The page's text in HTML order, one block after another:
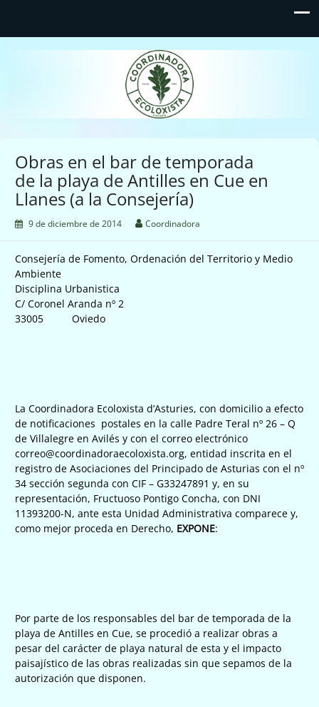
Coordinadora Ecoloxista
d'Asturies
Obras en el bar de temporada
de la playa de Antilles en Cue en
Llanes (a la Consejería)
9 de diciembre de 2014 Coordinadora
Consejería de Fomento, Ordenación del Territorio y Medio
Ambiente
Disciplina Urbanistica
C/ Coronel Aranda nº 2
33005 Oviedo
La Coordinadora Ecoloxista d’Asturies, con domicilio a efecto
de notificaciones postales en la calle Padre Teral nº 26 – Q
de Villalegre en Avilés y con el correo electrónico
correo@coordinadoraecoloxista.org, entidad inscrita en el
registro de Asociaciones del Principado de Asturias con el nº
34 sección segunda con CIF – G33247891 y, en su
representación, Fructuoso Pontigo Concha, con DNI
11393200-N, ante esta Unidad Administrativa comparece y,
como mejor proceda en Derecho, EXPONE:
Por parte de los responsables del bar de temporada de la
playa de Antilles en Cue, se procedió a realizar obras a
pesar del carácter de playa natural de esta y el impacto
paisajístico de las obras realizadas sin que sepamos de la
autorización que disponen.